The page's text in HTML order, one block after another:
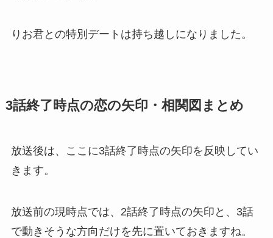
りお君との特別デートは持ち越しになりました。
3話終了時点の恋の矢印・相関図まとめ
放送後は、ここに3話終了時点の矢印を反映してい
きます。
放送前の現時点では、2話終了時点の矢印と、3話
で動きそうな方向だけを先に置いておきますね。